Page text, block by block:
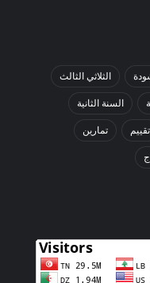
الثلاثي الثالث
السنة الثانية
تقييم تمارين